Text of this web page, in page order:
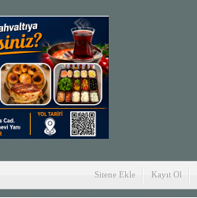
Sitene Ekle Kayıt Ol